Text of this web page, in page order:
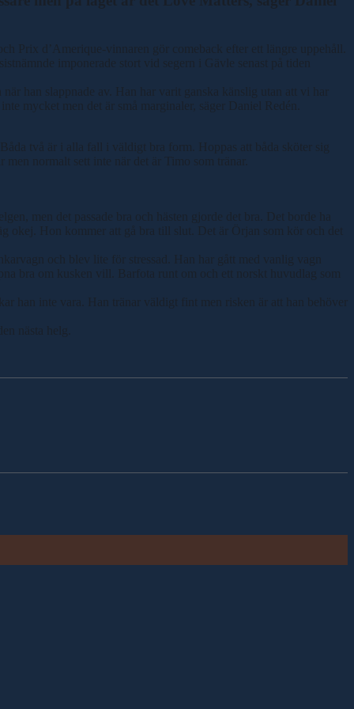
Prix d’Amerique-vinnaren gör comeback efter ett längre uppehåll.
imponerade stort vid segern i Gävle senast på tiden
han slappnade av. Han har varit ganska känslig utan att vi har
mycket men det är små marginaler, säger Daniel Redén.
två är i alla fall i väldigt bra form. Hoppas att båda sköter sig
normalt sett inte när det är Timo som tränar.
men det passade bra och hästen gjorde det bra. Det borde ha
Hon kommer att gå bra till slut. Det är Örjan som kör och det
och blev lite för stressad. Han har gått med vanlig vagn
bra om kusken vill. Barfota runt om och ett norskt huvudlag som
han inte vara. Han tränar väldigt fint men risken är att han behöver
nästa helg.